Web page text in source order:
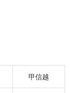
甲信越